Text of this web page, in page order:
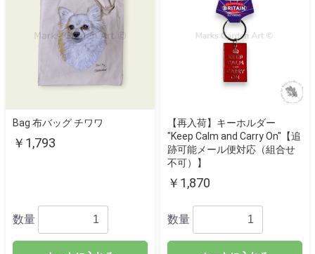
Bag 布バッグ チワワ
￥1,793
数量
【再入荷】キーホルダー
"Keep Calm and Carry On"【追
跡可能メール便対応（組合せ
不可）】
￥1,870
数量